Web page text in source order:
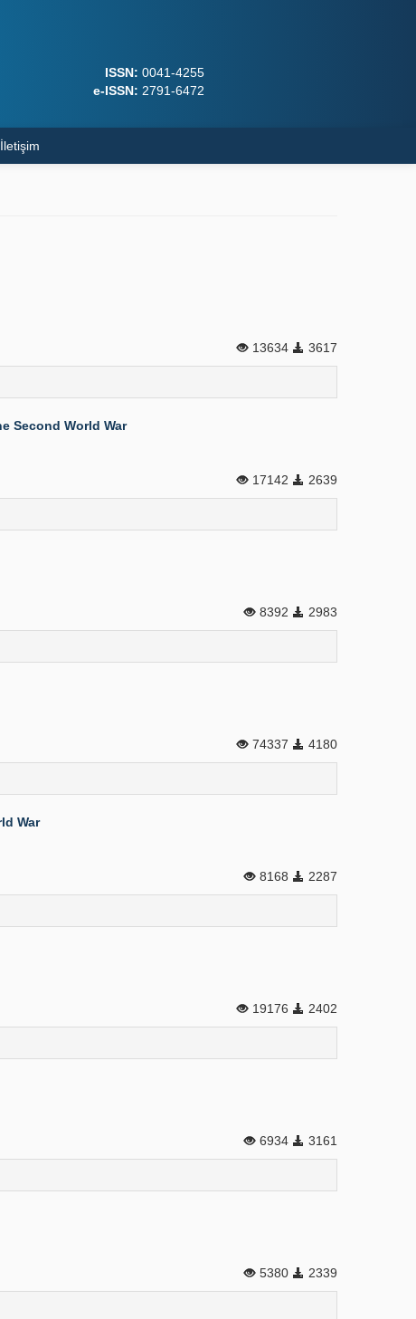
ISSN: 0041-4255
e-ISSN: 2791-6472
İletişim
13634 3617
Second World War
17142 2639
8392 2983
74337 4180
War
8168 2287
19176 2402
6934 3161
5380 2339